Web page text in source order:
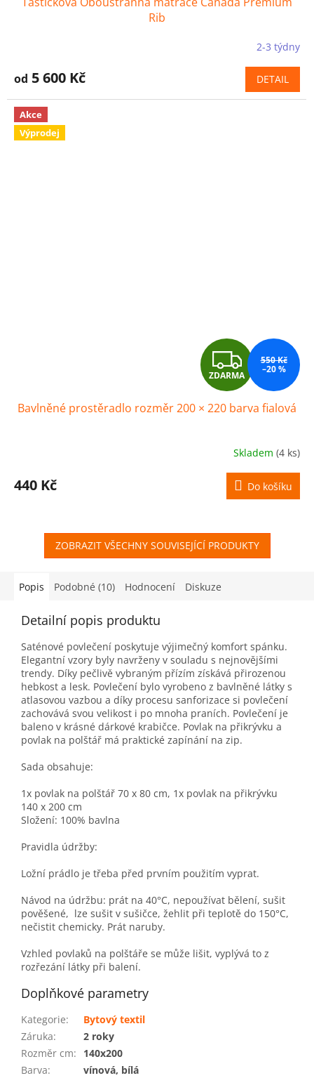
Rib
2-3 týdny
od 5 600 Kč DETAIL
Akce
Výprodej
Z
D
A
R
M
A
ZDARMA
550 Kč
–20 %
Bavlněné prostěradlo rozměr 200 × 220 barva fialová
Skladem (4 ks)
440 Kč Do košíku
ZOBRAZIT VŠECHNY SOUVISEJÍCÍ PRODUKTY
Popis Podobné (10) Hodnocení Diskuze
Detailní popis produktu
Saténové povlečení poskytuje výjimečný komfort spánku.
Elegantní vzory byly navrženy v souladu s nejnovějšími
trendy. Díky pečlivě vybraným přízím získává přirozenou
hebkost a lesk. Povlečení bylo vyrobeno z bavlněné látky s
atlasovou vazbou a díky procesu sanforizace si povlečení
zachovává svou velikost i po mnoha praních. Povlečení je
baleno v krásné dárkové krabičce. Povlak na přikrývku a
povlak na polštář má praktické zapínání na zip.
Sada obsahuje:
1x povlak na polštář 70 x 80 cm, 1x povlak na přikrývku
140 x 200 cm
Složení: 100% bavlna
Pravidla údržby:
Ložní prádlo je třeba před prvním použitím vyprat.
Návod na údržbu: prát na 40°C, nepoužívat bělení, sušit
pověšené, lze sušit v sušičce, žehlit při teplotě do 150°C,
nečistit chemicky. Prát naruby.
Vzhled povlaků na polštáře se může lišit, vyplývá to z
rozřezání látky při balení.
Doplňkové parametry
Kategorie:
Bytový textil
Záruka:
2 roky
Rozměr cm:
140x200
Barva:
vínová, bílá